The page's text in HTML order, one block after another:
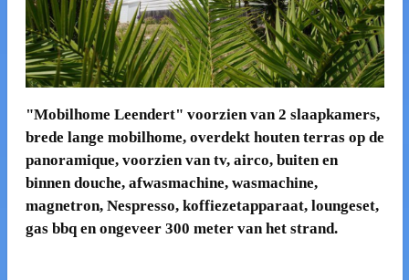
"Mobilhome Leendert" voorzien van 2 slaapkamers,
brede lange mobilhome, overdekt houten terras op de
panoramique, voorzien van tv, airco, buiten en
binnen douche, afwasmachine, wasmachine,
magnetron, Nespresso, koffiezetapparaat, loungeset,
gas bbq en ongeveer 300 meter van het strand.